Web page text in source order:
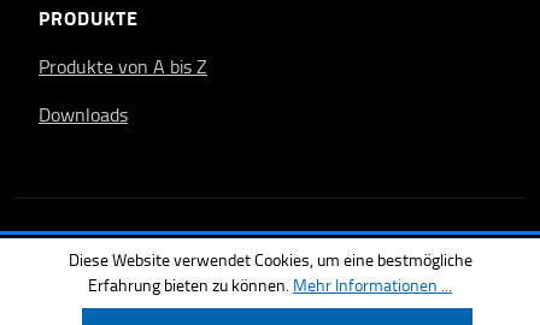
PRODUKTE
Produkte von A bis Z
Downloads
Diese Website verwendet Cookies, um eine bestmögliche
Erfahrung bieten zu können.Mehr Informationen ...